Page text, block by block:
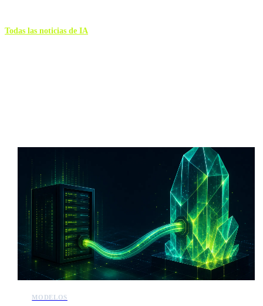
Todas las noticias de IA
MODELOS